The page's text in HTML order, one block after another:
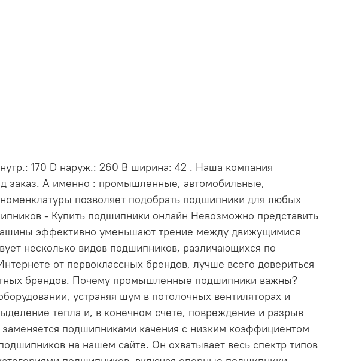
170 D наруж.: 260 В ширина: 42 . Наша компания
заказ. А именно : промышленные, автомобильные,
позволяет подобрать подшипники для любых
- Купить подшипники онлайн Невозможно представить
эффективно уменьшают трение между движущимися
несколько видов подшипников, различающихся по
от первоклассных брендов, лучше всего довериться
брендов. Почему промышленные подшипники важны?
устраняя шум в потолочных вентиляторах и
тепла и, в конечном счете, повреждение и разрыв
подшипниками качения с низким коэффициентом
на нашем сайте. Он охватывает весь спектр типов